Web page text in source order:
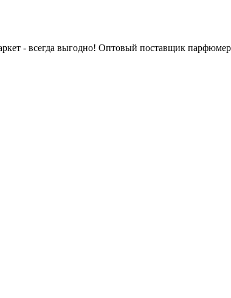
- всегда выгодно! Оптовый поставщик